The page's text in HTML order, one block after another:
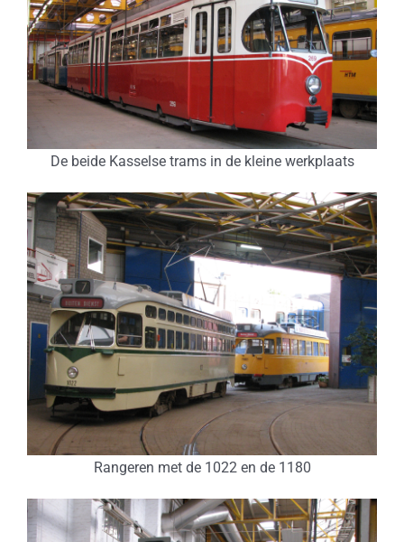
De beide Kasselse trams in de kleine werkplaats
Rangeren met de 1022 en de 1180